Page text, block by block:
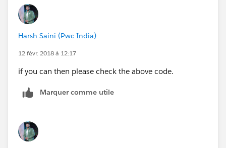
if (trigger.isupdate){
for(India__c h : trigger.new){
=
s.Company__c=h.Company__c;
s.Email__c=h.Email__c;
update s;
Harsh Saini (Pwc India)
12 févr. 2018 à 12:17
if you can then please check the above code.
Marquer comme utile